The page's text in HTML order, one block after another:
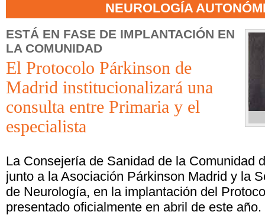
NEUROLOGÍA
ESTÁ EN FASE DE IMPLANTACIÓN EN
LA COMUNIDAD
El Protocolo Párkinson de
Madrid institucionalizará una
consulta entre Primaria y el
especialista
La Consejería de Sanidad de la Comunidad
junto a la Asociación Párkinson Madrid y la
de Neurología, en la implantación del
presentado oficialmente en abril de este año.